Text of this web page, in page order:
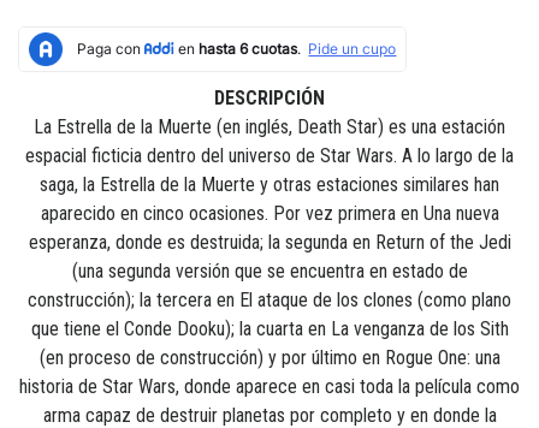
DESCRIPCIÓN
La Estrella de la Muerte (en inglés, Death Star) es una estación
espacial ficticia dentro del universo de Star Wars. A lo largo de la
saga, la Estrella de la Muerte y otras estaciones similares han
aparecido en cinco ocasiones. Por vez primera en Una nueva
esperanza, donde es destruida; la segunda en Return of the Jedi
(una segunda versión que se encuentra en estado de
construcción); la tercera en El ataque de los clones (como plano
que tiene el Conde Dooku); la cuarta en La venganza de los Sith
(en proceso de construcción) y por último en Rogue One: una
historia de Star Wars, donde aparece en casi toda la película como
arma capaz de destruir planetas por completo y en donde la